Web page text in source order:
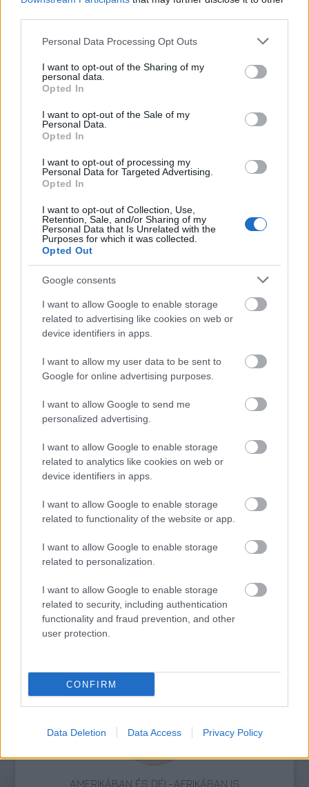
Please note that this website/app uses one or more Google
not limited to your visit or usage behaviour. You may click to
grant or deny consent to Google and its third-party tags to
use your data for below specified purposes in below Google
consent section.
Personal Data Processing Opt Outs
I want to opt-out of the Sharing of my
personal data.
Opted In
I want to opt-out of the Sale of my
Personal Data.
Opted In
I want to opt-out of processing my
Personal Data for Targeted Advertising.
Opted In
I want to opt-out of Collection, Use,
Retention, Sale, and/or Sharing of my
Personal Data that Is Unrelated with the
Purposes for which it was collected.
Opted Out
Google consents
I want to allow Google to enable storage
related to advertising like cookies on web or
device identifiers in apps.
I want to allow my user data to be sent to
Google for online advertising purposes.
I want to allow Google to send me
personalized advertising.
I want to allow Google to enable storage
related to analytics like cookies on web or
device identifiers in apps.
I want to allow Google to enable storage
related to functionality of the website or app.
I want to allow Google to enable storage
related to personalization.
I want to allow Google to enable storage
related to security, including authentication
functionality and fraud prevention, and other
user protection.
CONFIRM
Data Deletion Data Access Privacy Policy
Az első az, hogy a magyar nyelvet beszélni és
használni egyik kedvenc elfoglaltságaim közé
tartozik. Előrébb van a listán, mint a fröccs
vagy a pálinka. Magyarul szépen beszélni
nehéz, és épp ez teszi vonzóvá. Ám a magyar
nyelv nem tartozik a világnyelvek közé – az
más kérdés, hogy a világ minden pontján
találkozhatsz valakivel, aki beszéli -, így ezt a
tevékenységet itt gyakorolhatom a
leginkább.
A második az, hogy nem igazán indulnék
versenyképes végzettséggel, azzal meg nem
sokra mennék mondjuk Svédországban,
hogy tudok magyarul írni. Azért meg, hogy
mosogassak, minek tegyem ki a lábam
itthonról?
legyen viszonyítási alapom, de pont emiatt
nem tudom elképzelni, hogy máshol olyan
sokkal jobb lenne. Hogy kolbász a kerítés és
ingyen van a sör. De ha igen, akkor sem
érdekel különösebben. Itthon is van szép, jó,
finom, drága és szerethető, ahogy van rossz,
csúnya és gyűlöletes is. Mint mindenhol
máshol.
Nekem ez jutott, mint a kurta láb, a sok
szeplő, pörkölt- és irodalomszeretet, és a
nyomokban némi svábot tartalmazó magyar
vérem.
(Fotó: Korniss Péter)
AMERIKÁBAN ÉS DÉL-AFRIKÁBAN IS